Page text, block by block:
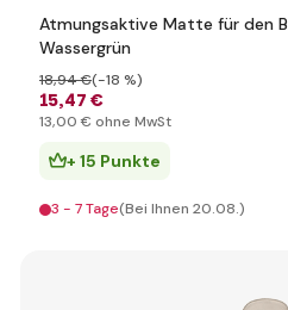
Atmungsaktive Matte für den
Wassergrün
15,47 €
18,94 €(-18 %)
13,00 € ohne MwSt
+ 15 Punkte
3 - 7 Tage(Bei Ihnen 20.08.)